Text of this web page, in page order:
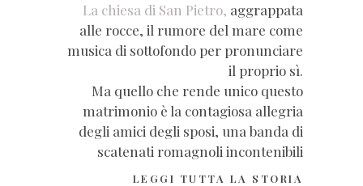
La chiesa di San Pietro, aggrappata
alle rocce, il rumore del mare come
musica di sottofondo per pronunciare
il proprio sì.
Ma quello che rende unico questo
matrimonio è la contagiosa allegria
degli amici degli sposi, una banda di
scatenati romagnoli incontenibili
LEGGI TUTTA LA STORIA